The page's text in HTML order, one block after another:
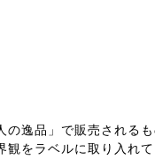
逸品」で販売される
をラベルに取り入れて